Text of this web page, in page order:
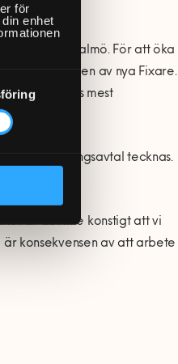
för
enhet
och bor i Malmö. För att öka
rekryteringen av nya Fixare.
landets mest
att anställningsavtal tecknas.
är det inte konstigt att vi
konsekvensen av att arbete